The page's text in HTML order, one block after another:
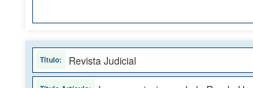
Revista Judicial